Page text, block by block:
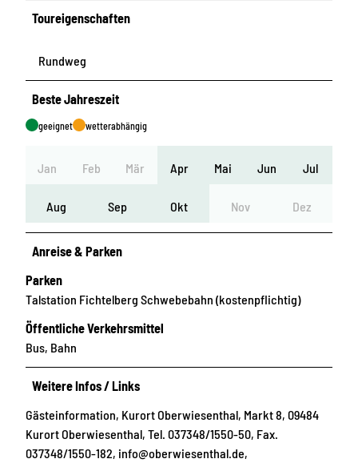
Toureigenschaften
Rundweg
Beste Jahreszeit
geeignet wetterabhängig
Jan Feb Mär Apr Mai Jun Jul
Aug Sep Okt Nov Dez
Anreise & Parken
Parken
Talstation Fichtelberg Schwebebahn (kostenpflichtig)
Öffentliche Verkehrsmittel
Bus, Bahn
Weitere Infos / Links
Gästeinformation, Kurort Oberwiesenthal, Markt 8, 09484
Kurort Oberwiesenthal, Tel. 037348/1550-50, Fax.
037348/1550-182, info@oberwiesenthal.de,